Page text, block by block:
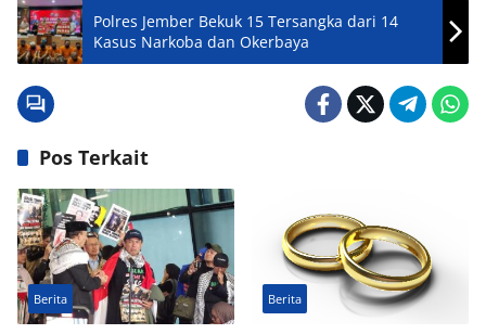
Polres Jember Bekuk 15 Tersangka dari 14
Kasus Narkoba dan Okerbaya
Pos Terkait
Berita Berita